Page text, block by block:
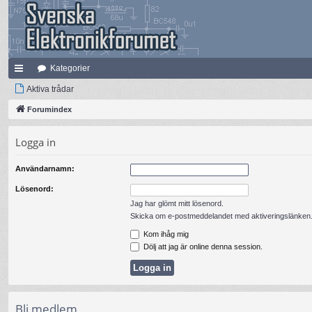
na
bb
ar
Kategorier
Aktiva trådar
Forumindex
Logga in
Användarnamn:
Lösenord:
Jag har glömt mitt lösenord.
Skicka om e-postmeddelandet med aktiveringslänken.
Kom ihåg mig
Dölj att jag är online denna session.